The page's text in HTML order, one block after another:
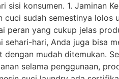
konsumen. 1. Jaminan
sudah semestinya lolos
peran yang cukup jelas
hari, Anda juga bisa
mudah ditemukan.
selama penggunaan,